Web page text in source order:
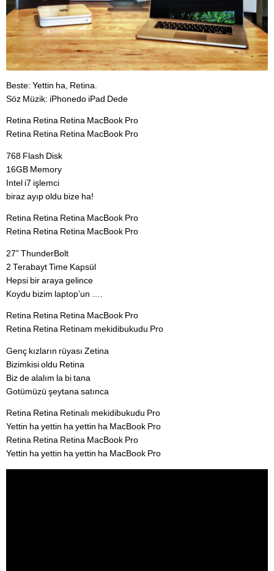
Beste: Yettin ha, Retina.
Söz Müzik: iPhonedo iPad Dede
Retina Retina Retina MacBook Pro
Retina Retina Retina MacBook Pro
768 Flash Disk
16GB Memory
Intel i7 işlemci
biraz ayıp oldu bize ha!
Retina Retina Retina MacBook Pro
Retina Retina Retina MacBook Pro
27” ThunderBolt
2 Terabayt Time Kapsül
Hepsi bir araya gelince
Koydu bizim laptop’un ….
Retina Retina Retina MacBook Pro
Retina Retina Retinam mekidibukudu Pro
Genç kızların rüyası Zetina
Bizimkisi oldu Retina
Biz de alalım la bi tana
Gotümüzü şeytana satınca
Retina Retina Retinalı mekidibukudu Pro
Yettin ha yettin ha yettin ha MacBook Pro
Retina Retina Retina MacBook Pro
Yettin ha yettin ha yettin ha MacBook Pro